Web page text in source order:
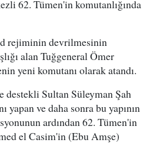
62. Tümen'in komutanlığında
rejiminin devrilmesinin
alan Tuğgeneral Ömer
yeni komutanı olarak atandı.
destekli Sultan Süleyman Şah
yapan ve daha sonra bu yapının
ardından 62. Tümen'in
el Casim'in (Ebu Amşe)